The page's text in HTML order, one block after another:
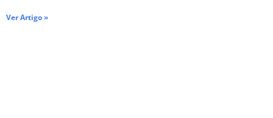
Ver Artigo »